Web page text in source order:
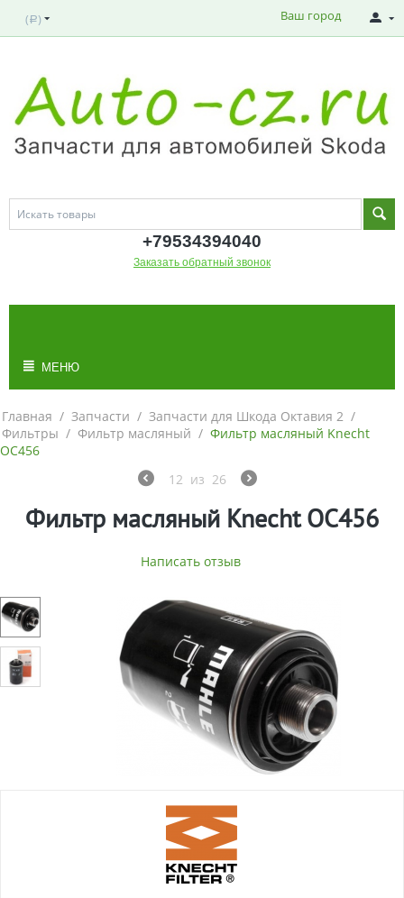
( Р ) Ваш город
+79534394040
Заказать обратный звонок
МЕНЮ
Главная / Запчасти / Запчасти для Шкода Октавия 2 /
Фильтры / Фильтр масляный / Фильтр масляный Knecht
OC456
12 из 26
Фильтр масляный Knecht OC456
Написать отзыв